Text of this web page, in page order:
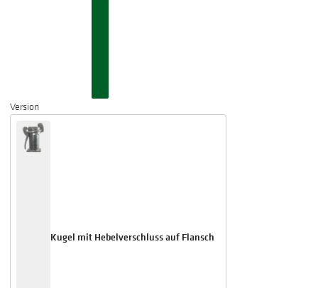
Version
Kugel mit Hebelverschluss auf Flansch